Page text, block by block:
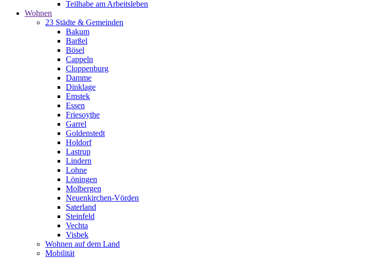
Teilhabe am Arbeitsleben
Wohnen
23 Städte & Gemeinden
Bakum
Barßel
Bösel
Cappeln
Cloppenburg
Damme
Dinklage
Emstek
Essen
Friesoythe
Garrel
Goldenstedt
Holdorf
Lastrup
Lindern
Lohne
Löningen
Molbergen
Neuenkirchen-Vörden
Saterland
Steinfeld
Vechta
Visbek
Wohnen auf dem Land
Mobilität